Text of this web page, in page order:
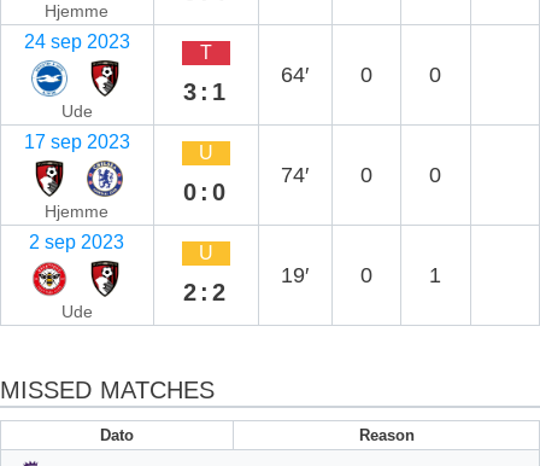
Hjemme
24 sep 2023
Ude
T
3:1
64′ 0 0
17 sep 2023
Hjemme
U
0:0
74′ 0 0
2 sep 2023
Ude
U
2:2
19′ 0 1
MISSED MATCHES
Dato Reason